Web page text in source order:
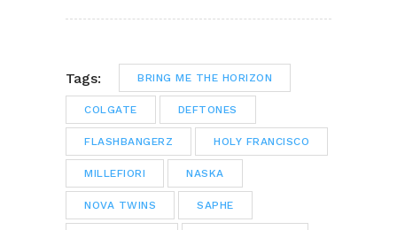
Tags: BRING ME THE HORIZON
COLGATE DEFTONES
FLASHBANGERZ HOLY FRANCISCO
MILLEFIORI NASKA
NOVA TWINS SAPHE